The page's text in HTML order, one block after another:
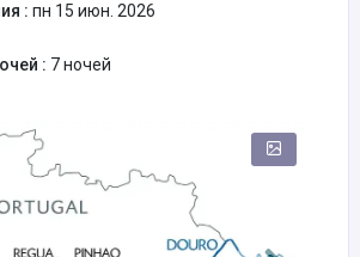
: пн 15 июн. 2026
: 7 ночей